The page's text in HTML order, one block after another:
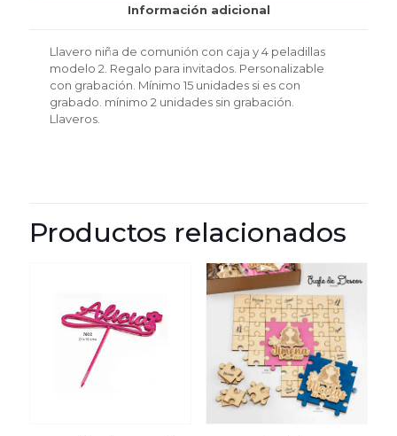
unidades
cantidad
Información adicional
Llavero niña de comunión con caja y 4 peladillas
modelo 2. Regalo para invitados. Personalizable
con grabación. Mínimo 15 unidades si es con
grabado. mínimo 2 unidades sin grabación.
Llaveros.
Productos relacionados